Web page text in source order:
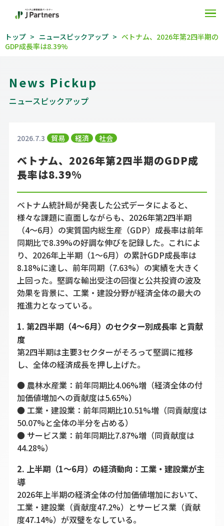
トップ ニュースピックアップ
ベトナム、2026年第2四半期の
GDP成長率は8.39%
News Pickup
ニュースピックアップ
2026.7.3 貿易 経済 社会
ベトナム、2026年第2四半期のGDP成
長率は8.39%
ベトナム統計局が発表した公式データによると、
様々な課題に直面しながらも、2026年第2四半期
（4〜6月）の実質国内総生産（GDP）成長率は前年
同期比で8.39%の好調な伸びを記録した。これによ
り、2026年上半期（1〜6月）の累計GDP成長率は
8.18%に達し、前年同期（7.63%）の実績を大きく
上回った。堅調な輸出受注の回復と公共投資の波及
効果を背景に、工業・建設分野が経済全体の最大の
推進力となっている。
1. 第2四半期（4〜6月）のセクター別成長率 と貢献
度
第2四半期は主要3セクターがそろって堅調に推移
し、全体の経済成長を押し上げた。
● 農林水産業：前年同期比4.06%増（経済全体の付
加価値増加への貢献度は5.65%）
● 工業・建設業：前年同期比10.51%増（同貢献度は
50.07%と全体の半分を占める）
● サービス業：前年同期比7.87%増（同貢献度は
44.28%）
2. 上半期（1〜6月）の経済動向：工業・建設業が主
導
2026年上半期の経済全体の付加価値増加において、
工業・建設業（貢献度47.2%）とサービス業（貢献
度47.14%）が双璧をなしている。